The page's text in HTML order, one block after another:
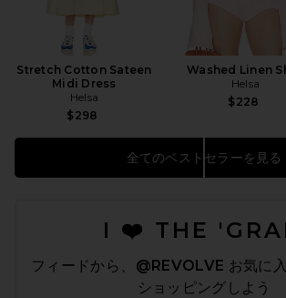
Stretch Cotton Sateen
Midi Dress
Helsa
$298
Washed Linen
Helsa
$228
全てのベストセラーを見る
I ❤️ THE
フィードから、 @REVOLVE お気に
ショッピングしよう